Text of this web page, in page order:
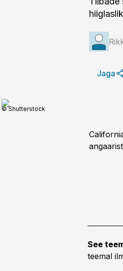
Jaga
© Shutterstock
See
teemal